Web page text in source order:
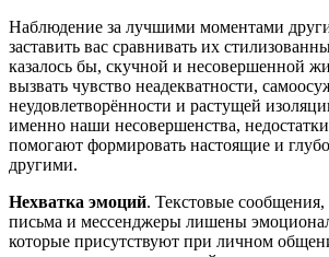
Наблюдение за лучшими моментами
заставить вас сравнивать их
казалось бы, скучной и несовершенной
вызвать чувство неадекватности,
неудовлетворённости и растущей
именно наши несовершенства,
помогают формировать настоящие и
другими.
Нехватка эмоций. Текстовые
письма и мессенджеры лишены
которые присутствуют при личном